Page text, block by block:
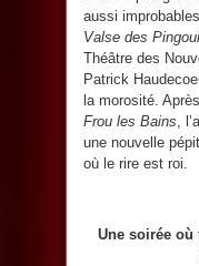
aussi
Valse des
Théâtre des
Patrick
la morosité.
Frou les Bains ,
une nouvelle
où le rire est roi.
Une soirée